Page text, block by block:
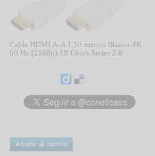
Cable HDMI A-A 1,50 metros Blanco 4K
60 Hz (2160p) 18 Gbit/s Series 2.0
Añadir al carrito